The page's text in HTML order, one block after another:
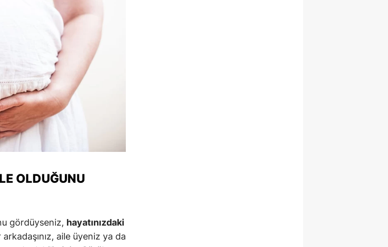
OLDUĞUNU
gördüyseniz, hayatınızdaki
arkadaşınız, aile üyeniz ya da